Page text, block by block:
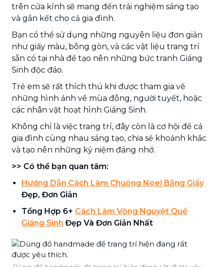
trên cửa kính sẽ mang đến trải nghiệm sáng tạo
và gắn kết cho cả gia đình.
Bạn có thể sử dụng những nguyên liệu đơn giản
như giấy màu, bông gòn, và các vật liệu trang trí
sẵn có tại nhà để tạo nên những bức tranh Giáng
Sinh độc đáo.
Trẻ em sẽ rất thích thú khi được tham gia vẽ
những hình ảnh về mùa đông, người tuyết, hoặc
các nhân vật hoạt hình Giáng Sinh.
Không chỉ là việc trang trí, đây còn là cơ hội để cả
gia đình cùng nhau sáng tạo, chia sẻ khoảnh khắc
và tạo nên những kỷ niệm đáng nhớ.
>> Có thể bạn quan tâm:
Hướng Dẫn Cách Làm Chuông Noel Bằng Giấy
Đẹp, Đơn Giản
Tổng Hợp 6+ Cách Làm Vòng Nguyệt Quế
Giáng Sinh Đẹp Và Đơn Giản Nhất